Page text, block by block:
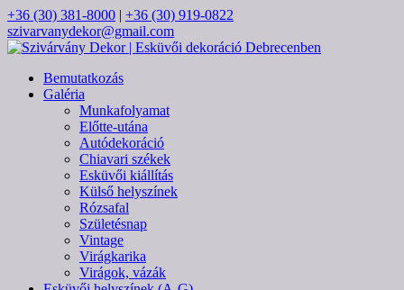
+36 (30) 381-8000 | +36 (30) 919-0822
szivarvanydekor@gmail.com
Bemutatkozás
Galéria
Munkafolyamat
Előtte-utána
Autódekoráció
Chiavari székek
Esküvői kiállítás
Külső helyszínek
Rózsafal
Születésnap
Vintage
Virágkarika
Virágok, vázák